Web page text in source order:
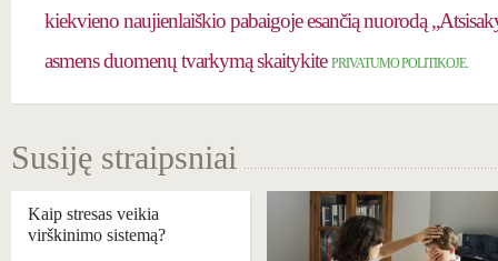
kiekvieno naujienlaiškio pabaigoje esančią nuorodą
asmens duomenų tvarkymą skaitykite PRIVATUMO POLITIKOJE.
Susiję straipsniai
Kaip stresas veikia
virškinimo sistemą?